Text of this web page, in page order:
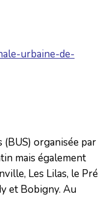
urbaine-de-
(BUS) organisée par
mais également
Les Lilas, le Pré
et Bobigny. Au